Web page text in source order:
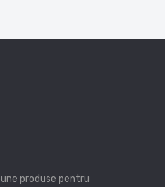
produse pentru